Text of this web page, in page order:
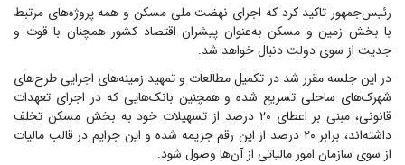
رئیس‌جمهور تاکید کرد که اجرای نهضت ملی مسکن و همه پروژه‌های مرتبط
با بخش زمین و مسکن به‌عنوان پیشران اقتصاد کشور همچنان با قوت و
جدیت از سوی دولت دنبال خواهد شد.
در این جلسه مقرر شد در تکمیل مطالعات و تمهید زمینه‌های اجرایی طرح‌های
شهرک‌های ساحلی تسریع شده و همچنین بانک‌هایی که در اجرای تعهدات
قانونی، مبنی بر اعطای ۲۰ درصد از تسهیلات خود به بخش مسکن تخلف
داشته‌اند، برابر ۲۰ درصد از این رقم جریمه شده و این جرایم در قالب مالیات
از سوی سازمان امور مالیاتی از آن‌ها وصول شود.